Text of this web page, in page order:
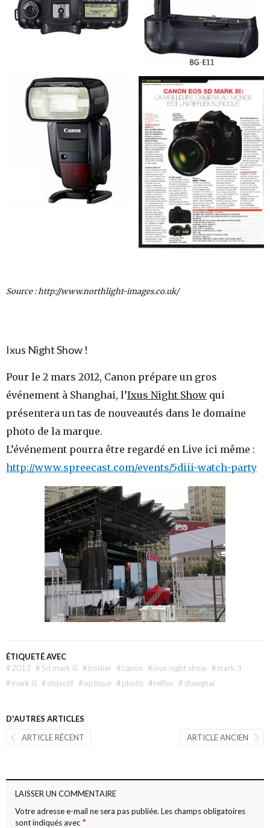
Source : http://www.northlight-images.co.uk/
Ixus Night Show !
Pour le 2 mars 2012, Canon prépare un gros
événement à Shanghai, l’Ixus Night Show qui
présentera un tas de nouveautés dans le domaine
photo de la marque.
L’événement pourra être regardé en Live ici même :
http://www.spreecast.com/events/5diii-watch-party
ÉTIQUETÉ AVEC
#2012 # 5d mark iii #boitier #canon #ixus night show #mark 3
#mark iii #objectif #optique #photo #reflex #shanghai
D'AUTRES ARTICLES
ARTICLE ANCIEN
ARTICLE RÉCENT
LAISSER UN COMMENTAIRE
Votre adresse e-mail ne sera pas publiée. Les champs obligatoires
sont indiqués avec *